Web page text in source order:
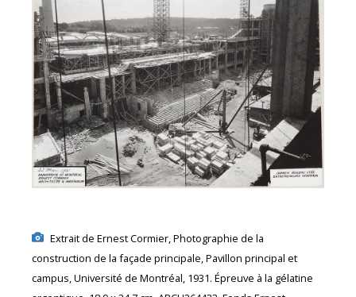
Extrait de Ernest Cormier, Photographie de la
construction de la façade principale, Pavillon principal et
campus, Université de Montréal, 1931. Épreuve à la gélatine